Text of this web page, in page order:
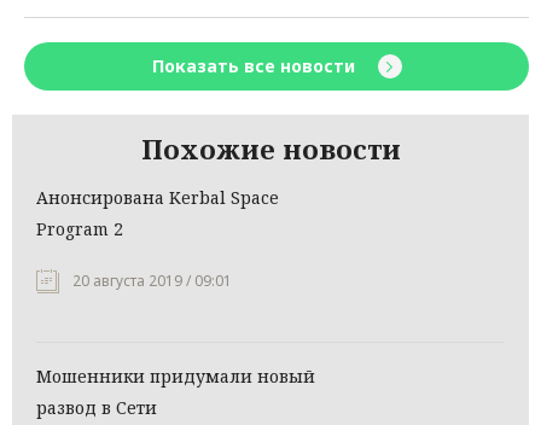
Показать все новости
Похожие новости
Анонсирована Kerbal Space
Program 2
20 августа 2019 / 09:01
Мошенники придумали новый
развод в Сети